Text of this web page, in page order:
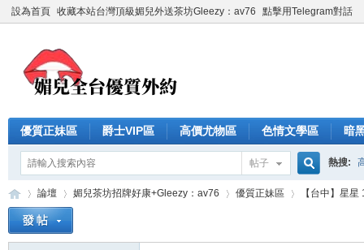
設為首頁 收藏本站台灣頂級媚兒外送茶坊Gleezy：av76 點擊用Telegram對話
優質正妹區 爵士VIP區 高價尤物區 色情文學區 暗
帖子
搜
熱搜:
論壇 媚兒茶坊招牌好康+Gleezy：av76 優質正妹區 【台中】星